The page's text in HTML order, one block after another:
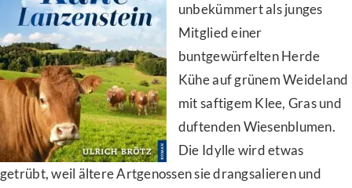
unbekümmert als junges
Mitglied einer
buntgewürfelten Herde
Kühe auf grünem Weideland
mit saftigem Klee, Gras und
duftenden Wiesenblumen.
Die Idylle wird etwas
getrübt, weil ältere Artgenossen sie drangsalieren und